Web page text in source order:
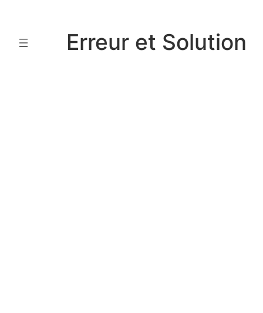
contenu
Erreur et Solution